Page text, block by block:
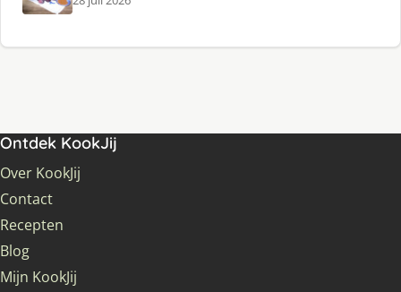
Ontdek KookJij
Over KookJij
Contact
Recepten
Blog
Mijn KookJij